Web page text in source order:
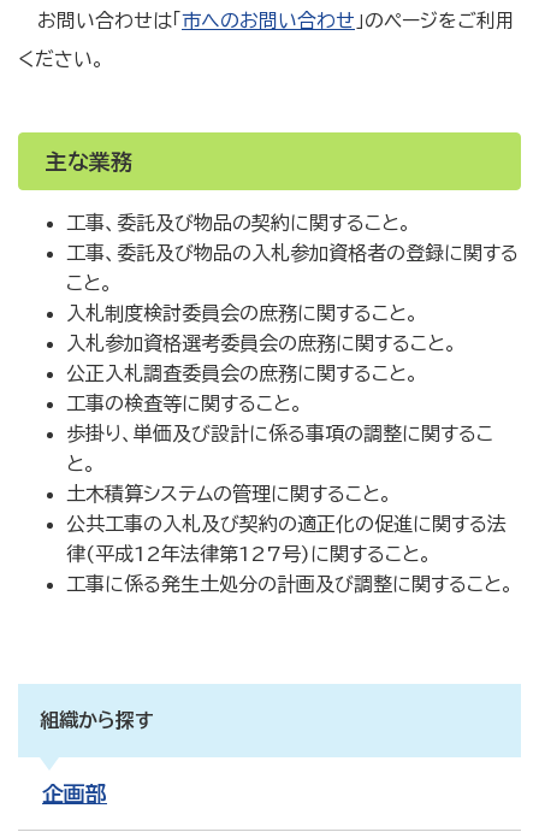
お問い合わせは「 市へのお問い合わせ 」のページをご利用
ください。
主な業務
工事、委託及び物品の契約に関すること。
工事、委託及び物品の入札参加資格者の登録に関する
こと。
入札制度検討委員会の庶務に関すること。
入札参加資格選考委員会の庶務に関すること。
公正入札調査委員会の庶務に関すること。
工事の検査等に関すること。
歩掛り、単価及び設計に係る事項の調整に関するこ
と。
土木積算システムの管理に関すること。
公共工事の入札及び契約の適正化の促進に関する法
律(平成12年法律第127号)に関すること。
工事に係る発生土処分の計画及び調整に関すること。
組織から探す
企画部